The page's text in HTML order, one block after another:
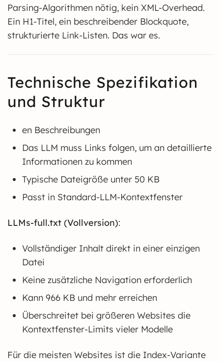
Parsing-Algorithmen nötig, kein XML-Overhead.
Ein H1-Titel, ein beschreibender Blockquote,
strukturierte Link-Listen. Das war es.
Technische Spezifikation
und Struktur
en Beschreibungen
Das LLM muss Links folgen, um an detaillierte
Informationen zu kommen
Typische Dateigröße unter 50 KB
Passt in Standard-LLM-Kontextfenster
LLMs-full.txt (Vollversion):
Vollständiger Inhalt direkt in einer einzigen
Datei
Keine zusätzliche Navigation erforderlich
Kann 966 KB und mehr erreichen
Überschreitet bei größeren Websites die
Kontextfenster-Limits vieler Modelle
Für die meisten Websites ist die Index-Variante